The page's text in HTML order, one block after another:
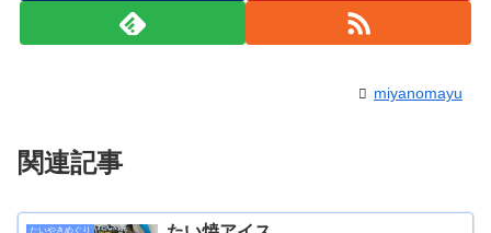
miyanomayu
関連記事
たいやきめぐり